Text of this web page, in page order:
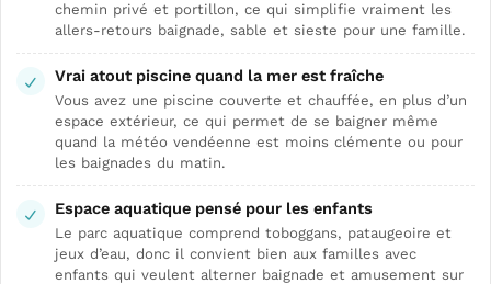
chemin privé et portillon, ce qui simplifie vraiment les
allers-retours baignade, sable et sieste pour une famille.
Vrai atout piscine quand la mer est fraîche
Vous avez une piscine couverte et chauffée, en plus d’un
espace extérieur, ce qui permet de se baigner même
quand la météo vendéenne est moins clémente ou pour
les baignades du matin.
Espace aquatique pensé pour les enfants
Le parc aquatique comprend toboggans, pataugeoire et
jeux d’eau, donc il convient bien aux familles avec
enfants qui veulent alterner baignade et amusement sur